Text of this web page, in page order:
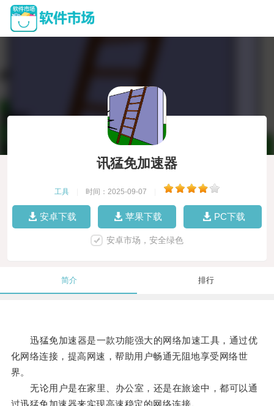
讯猛免加速器
工具 时间：2025-09-07
安卓下载 苹果下载 PC下载
安卓市场，安全绿色
简介 排行
迅猛免加速器是一款功能强大的网络加速工具，通过优
化网络连接，提高网速，帮助用户畅通无阻地享受网络世
界。
无论用户是在家里、办公室，还是在旅途中，都可以通